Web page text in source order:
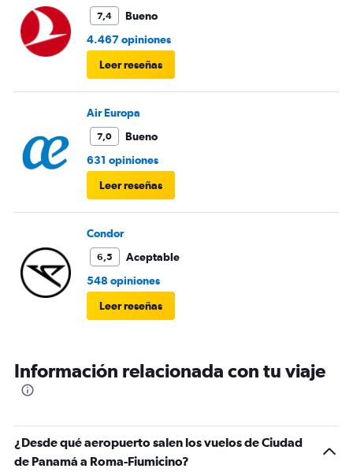
7,4
Bueno
4.467 opiniones
Leer reseñas
Air Europa
7,0
Bueno
631 opiniones
Leer reseñas
Condor
6,5
Aceptable
548 opiniones
Leer reseñas
Información relacionada con tu viaje
¿Desde qué aeropuerto salen los vuelos de Ciudad
de Panamá a Roma-Fiumicino?